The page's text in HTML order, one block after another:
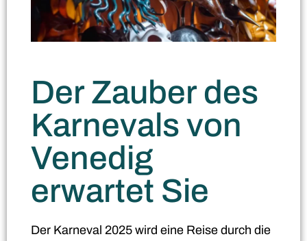
Der Zauber des
Karnevals von
Venedig
erwartet Sie
Der Karneval 2025 wird eine Reise durch die